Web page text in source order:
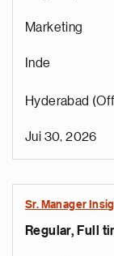
Marketing
Inde
Hyderabad
Jui 30, 2026
Sr. Manager
Regular, Full